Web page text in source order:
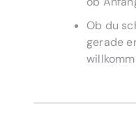
Ob du
gerade